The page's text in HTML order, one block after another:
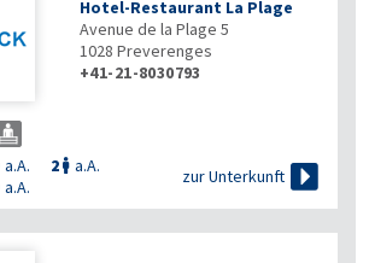
Hotel-Restaurant La Plage
Avenue de la Plage 5
1028 Preverenges
+41-21-8030793
a.A. 2  a.A.
a.A.
zur Unterkunft 